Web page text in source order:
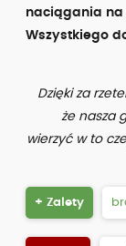
naciągania na
Wszystkiego
Dzięki za
że nasza
wierzyć w to
+ Zalety